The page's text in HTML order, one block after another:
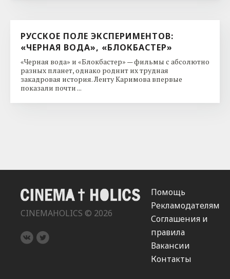
РУССКОЕ ПОЛЕ ЭКСПЕРИМЕНТОВ:
«ЧЕРНАЯ ВОДА», «БЛОКБАСТЕР»
«Черная вода» и «Блокбастер» — фильмы с абсолютно
разных планет, однако роднит их трудная
закадровая история. Ленту Каримова впервые
показали почти ...
CINEMAHOLICS © 2026
Помощь
Рекламодателям
Соглашения и
правила
Вакансии
Контакты